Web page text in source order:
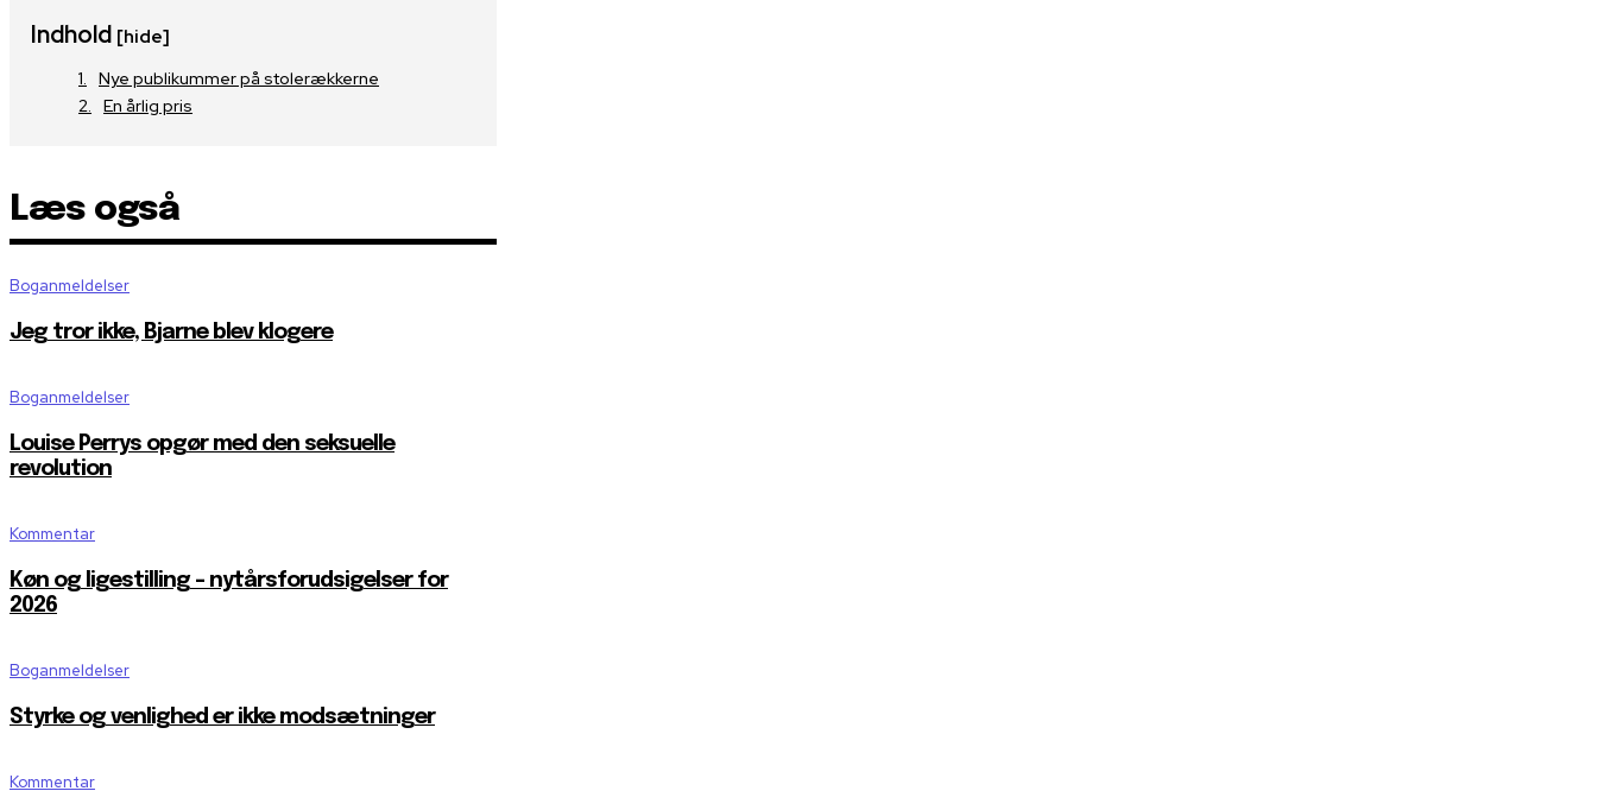
Indhold [hide]
Nye publikummer på stolerækkerne
En årlig pris
Læs også
Boganmeldelser
Jeg tror ikke, Bjarne blev klogere
Boganmeldelser
Louise Perrys opgør med den seksuelle
revolution
Kommentar
Køn og ligestilling – nytårsforudsigelser for
2026
Boganmeldelser
Styrke og venlighed er ikke modsætninger
Kommentar